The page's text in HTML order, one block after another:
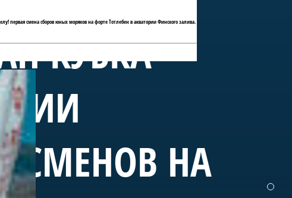
КУБКА
НА
первая смена сборов юных моряков на форте Тотлебен в акватории Финского залива.